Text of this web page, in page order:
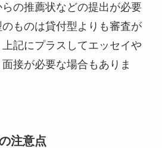
の推薦状などの提出が必要
ものは貸付型よりも審査が
記にプラスしてエッセイや
接が必要な場合もありま
注意点